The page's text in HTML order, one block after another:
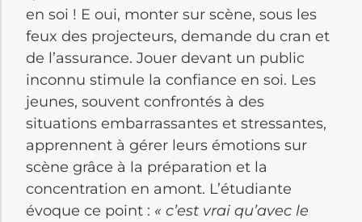
en soi ! E oui, monter sur scène, sous les
feux des projecteurs, demande du cran et
de l’assurance. Jouer devant un public
inconnu stimule la confiance en soi. Les
jeunes, souvent confrontés à des
situations embarrassantes et stressantes,
apprennent à gérer leurs émotions sur
scène grâce à la préparation et la
concentration en amont. L’étudiante
évoque ce point : « c’est vrai qu’avec le